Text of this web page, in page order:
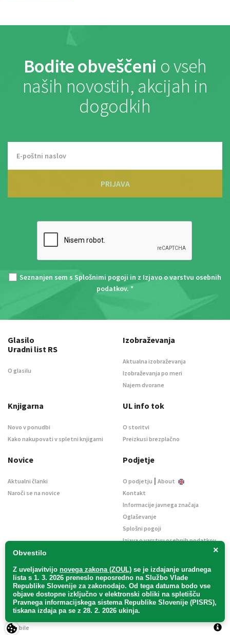
Bodite obveščeni o vseh
naših novostih, akcijah in
dogodkih
PRIJAVA
Seznanjen sem s Splošnimi pogoji in z Izjavo o varstvu osebnih
podatkov. *
×
Obvestilo
Z uveljavitvijo novega zakona (ZOUL) se je izdajanje uradnega
lista s 1. 3. 2026 preneslo neposredno na Službo Vlade
Republike Slovenije za zakonodajo. Od tega datuma bodo vse
objave dostopne izključno v elektronski obliki na spletišču
Pravnega informacijskega sistema Republike Slovenije (PISRS),
tiskana izdaja pa se z 28. 2. 2026 ukinja.
Glasilo
Uradni list RS
O glasilu
Izobraževanja
Aktualna izobraževanja
Izobraževanja po meri
Najem dvorane
Knjigarna
Novo v ponudbi
Kako nakupovati v spletni knjigarni
UL info tok
O storitvi
Preizkusi brezplačno
Novice
Aktualni članki
Naroči se na novice
Podjetje
O podjetju | About
Kontakt
Informacije javnega značaja
Oglaševanje
Splošni pogoji
Izjava o varstvu osebnih podatkov
Uradni list d. o. o. – v likvidaciji / Vse pravice pridržane.
2Mobile